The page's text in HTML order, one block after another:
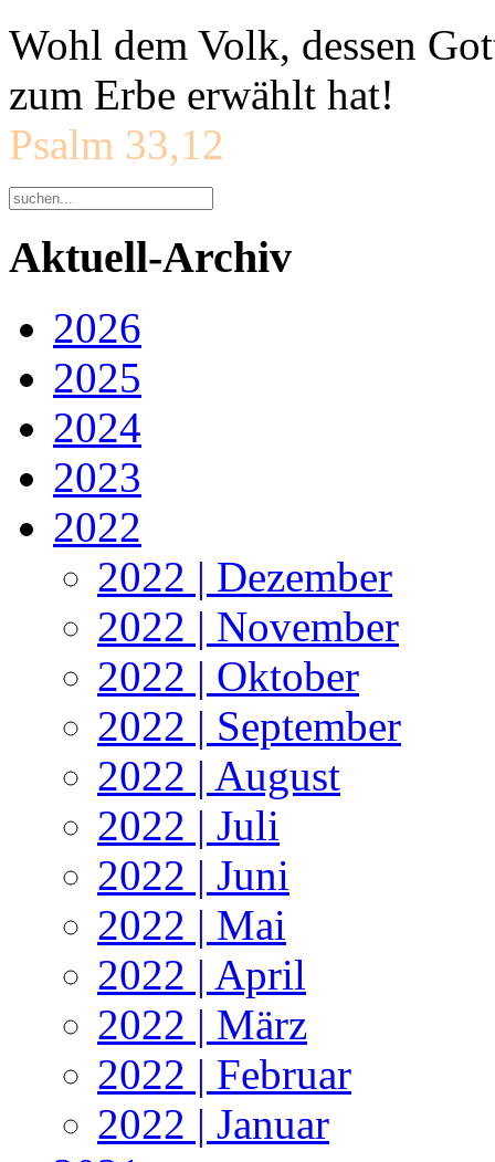
Wohl dem Volk, dessen
zum Erbe erwählt hat!
Psalm 33,12
Aktuell-Archiv
2026
2025
2024
2023
2022
2022 | Dezember
2022 | November
2022 | Oktober
2022 | September
2022 | August
2022 | Juli
2022 | Juni
2022 | Mai
2022 | April
2022 | März
2022 | Februar
2022 | Januar